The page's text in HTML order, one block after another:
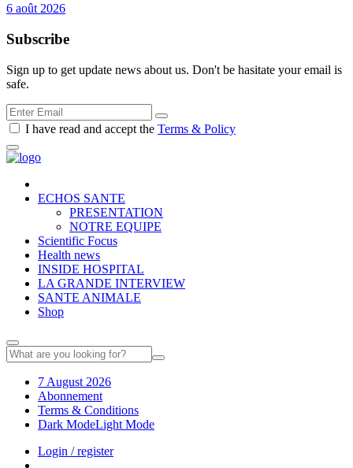
6 août 2026
Subscribe
Sign up to get update news about us. Don't be hasitate your email is
safe.
I have read and accept the Terms & Policy
ECHOS SANTE
PRESENTATION
NOTRE EQUIPE
Scientific Focus
Health news
INSIDE HOSPITAL
LA GRANDE INTERVIEW
SANTE ANIMALE
Shop
7 August 2026
Abonnement
Terms & Conditions
Dark ModeLight Mode
Login / register